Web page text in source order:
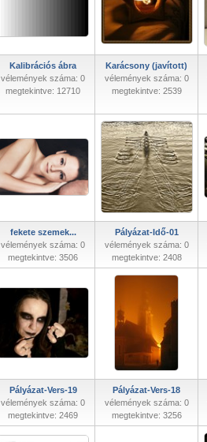
Kalibrációs ábra
vélemények száma: 0
megtekintve: 12710
Karácsony (javított)
vélemények száma: 0
megtekintve: 2539
fekete szemek...
vélemények száma: 0
megtekintve: 3506
Pályázat-Idő-01
vélemények száma: 0
megtekintve: 2408
Pályázat-Vers-19
vélemények száma: 0
megtekintve: 2469
Pályázat-Vers-18
vélemények száma: 0
megtekintve: 3256